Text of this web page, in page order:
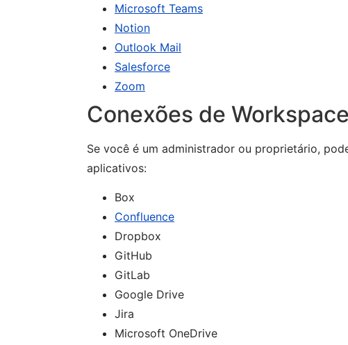
Microsoft Teams
Notion
Outlook Mail
Salesforce
Zoom
Conexões de Workspace
Se você é um administrador ou proprietário,
aplicativos:
Box
Confluence
Dropbox
GitHub
GitLab
Google Drive
Jira
Microsoft OneDrive